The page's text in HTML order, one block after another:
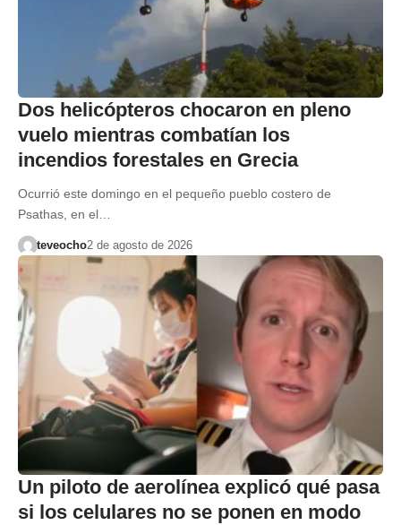
Dos helicópteros chocaron en pleno
vuelo mientras combatían los
incendios forestales en Grecia
Ocurrió este domingo en el pequeño pueblo costero de
Psathas, en el…
teveocho2 de agosto de 2026
Un piloto de aerolínea explicó qué pasa
si los celulares no se ponen en modo